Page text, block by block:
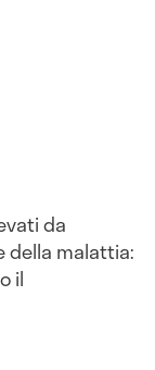
da
della malattia:
il